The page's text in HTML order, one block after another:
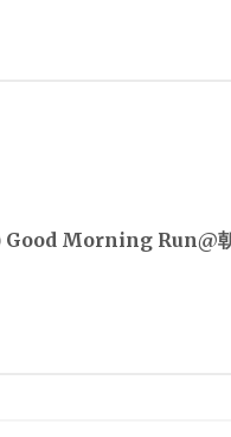
Good Morning Run@